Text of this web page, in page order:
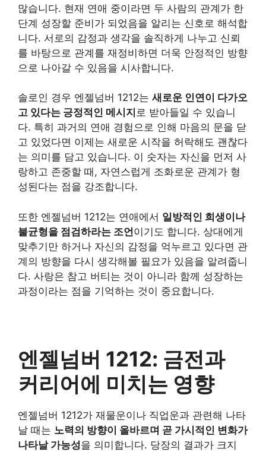
많습니다. 현재 연애 중이라면 두 사람의 관계가 한
단계 성장할 준비가 되었음을 알리는 신호로 해석합
니다. 서로의 감정과 생각을 솔직하게 나누고 신뢰
를 바탕으로 관계를 재정비하면 더욱 안정적인 방향
으로 나아갈 수 있음을 시사합니다.
솔로인 경우 엔젤넘버 1212는 새로운 인연이 다가오
고 있다는 긍정적인 메시지 로 받아들일 수 있습니
다. 특히 과거의 연애 경험으로 인해 마음의 문을 닫
고 있었다면 이제는 새로운 시작을 허락해도 괜찮다
는 의미를 담고 있습니다. 이 숫자는 자신을 먼저 사
랑하고 존중할 때, 자연스럽게 조화로운 관계가 형
성된다는 점을 강조합니다.
또한 엔젤넘버 1212는 연애에서 일방적인 희생이나
불균형을 점검하라는 조언이기도 합니다. 상대에게
맞추기만 하거나 자신의 감정을 억누르고 있다면 관
계의 방향을 다시 생각해볼 필요가 있음을 알려줍니
다. 사랑은 참고 버티는 것이 아니라 함께 성장하는
과정이라는 점을 기억하는 것이 중요합니다.
엔젤넘버 1212: 금전과
커리어에 미치는 영향
엔젤넘버 1212가 재물운이나 직업운과 관련해 나타
날 때는 노력의 방향이 올바르며 곧 가시적인 변화가
나타날 가능성을 의미합니다. 당장의 결과가 크지